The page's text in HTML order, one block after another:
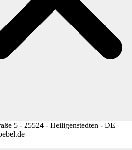
5 - 25524 - Heiligenstedten - DE